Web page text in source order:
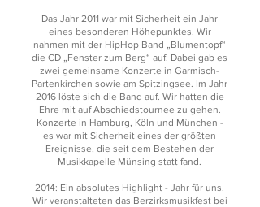
Das Jahr 2011 war mit Sicherheit ein Jahr
eines besonderen Höhepunktes. Wir
nahmen mit der HipHop Band „Blumentopf“
die CD „Fenster zum Berg“ auf. Dabei gab es
zwei gemeinsame Konzerte in Garmisch-
Partenkirchen sowie am Spitzingsee. Im Jahr
2016 löste sich die Band auf. Wir hatten die
Ehre mit auf Abschiedstournee zu gehen.
Konzerte in Hamburg, Köln und München -
es war mit Sicherheit eines der größten
Ereignisse, die seit dem Bestehen der
Musikkapelle Münsing statt fand.
2014: Ein absolutes Highlight - Jahr für uns.
Wir veranstalteten das Berzirksmusikfest bei